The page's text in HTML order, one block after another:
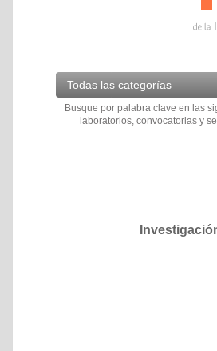
Todas las categorías
Busque por palabra clave en las
laboratorios, convocatorias y